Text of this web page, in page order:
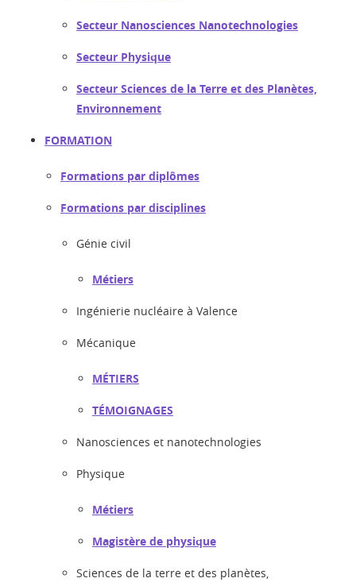
Secteur Nanosciences Nanotechnologies
Secteur Physique
Secteur Sciences de la Terre et des Planètes,
Environnement
FORMATION
Formations par diplômes
Formations par disciplines
Génie civil
Métiers
Ingénierie nucléaire à Valence
Mécanique
MÉTIERS
TÉMOIGNAGES
Nanosciences et nanotechnologies
Physique
Métiers
Magistère de physique
Sciences de la terre et des planètes,